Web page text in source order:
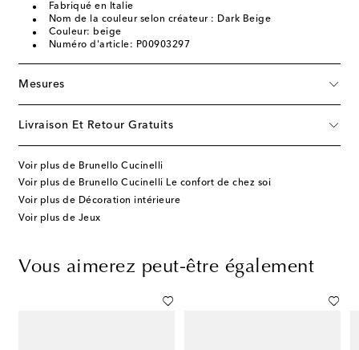
Fabriqué en Italie
Nom de la couleur selon créateur : Dark Beige
Couleur: beige
Numéro d'article: P00903297
Mesures
Livraison Et Retour Gratuits
Voir plus de Brunello Cucinelli
Voir plus de Brunello Cucinelli Le confort de chez soi
Voir plus de Décoration intérieure
Voir plus de Jeux
Vous aimerez peut-être également